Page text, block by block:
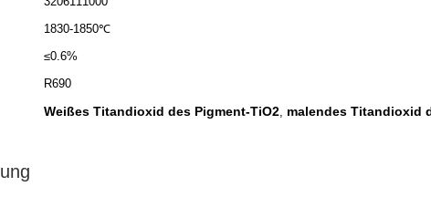
1830-1850℃
≤0.6%
R690
Weißes Titandioxid des Pigment-TiO2, malendes Titandioxid